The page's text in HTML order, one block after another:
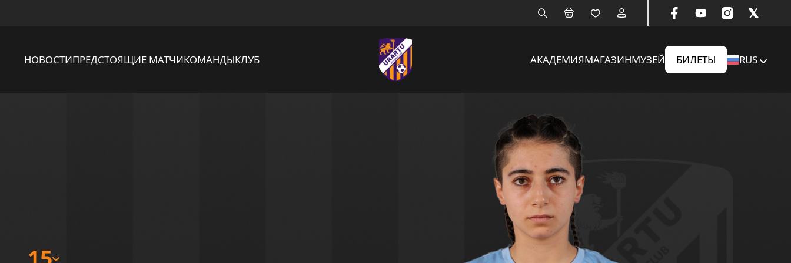
НОВОСТИПРЕДСТОЯЩИЕ МАТЧИКОМАНДЫКЛУБ АКАДЕМИЯМАГАЗИНМУЗЕЙ БИЛЕТЫ RUS